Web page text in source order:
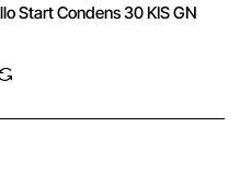
Start Condens 30 KIS GN